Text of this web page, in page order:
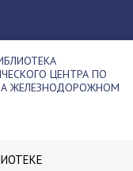
ЦЕНТРА ПО
ЖЕЛЕЗНОДОРОЖНОМ